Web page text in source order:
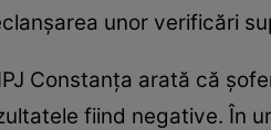
unor verificări
Constanța arată că
fiind negative. În